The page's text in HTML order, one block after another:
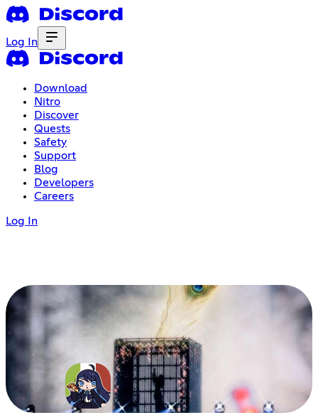
Log In
Download
Nitro
Discover
Quests
Safety
Support
Blog
Developers
Careers
Log In